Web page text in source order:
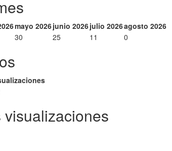
mayo 2026junio 2026julio 2026agosto 2026
30 25 11 0